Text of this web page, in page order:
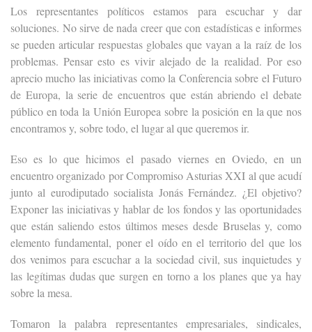
Los representantes políticos estamos para escuchar y dar
soluciones. No sirve de nada creer que con estadísticas e informes
se pueden articular respuestas globales que vayan a la raíz de los
problemas. Pensar esto es vivir alejado de la realidad. Por eso
aprecio mucho las iniciativas como la Conferencia sobre el Futuro
de Europa, la serie de encuentros que están abriendo el debate
público en toda la Unión Europea sobre la posición en la que nos
encontramos y, sobre todo, el lugar al que queremos ir.
Eso es lo que hicimos el pasado viernes en Oviedo, en un
encuentro organizado por Compromiso Asturias XXI al que acudí
junto al eurodiputado socialista Jonás Fernández. ¿El objetivo?
Exponer las iniciativas y hablar de los fondos y las oportunidades
que están saliendo estos últimos meses desde Bruselas y, como
elemento fundamental, poner el oído en el territorio del que los
dos venimos para escuchar a la sociedad civil, sus inquietudes y
las legítimas dudas que surgen en torno a los planes que ya hay
sobre la mesa.
Tomaron la palabra representantes empresariales, sindicales,